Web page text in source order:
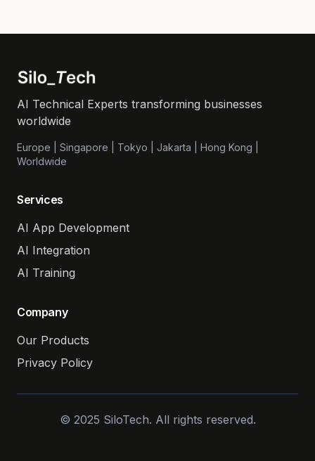
AI Technical Experts transforming businesses
worldwide
Europe | Singapore | Tokyo | Jakarta | Hong Kong |
Worldwide
Services
AI App Development
AI Integration
AI Training
Company
Our Products
Privacy Policy
© 2025 SiloTech. All rights reserved.